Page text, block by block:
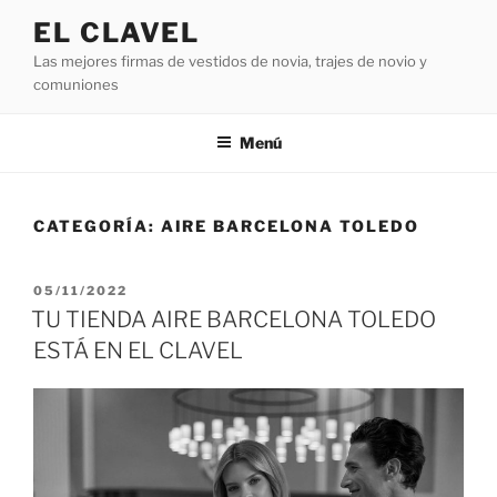
contenido
EL CLAVEL
Las mejores firmas de vestidos de novia, trajes de novio y
comuniones
Menú
CATEGORÍA: AIRE BARCELONA TOLEDO
PUBLICADO
EL
05/11/2022
TU TIENDA AIRE BARCELONA TOLEDO
ESTÁ EN EL CLAVEL